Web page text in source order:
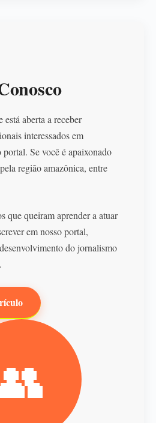
aberta a receber
interessados em
Se você é apaixonado
região amazônica, entre
que queiram aprender a atuar
em nosso portal,
do jornalismo